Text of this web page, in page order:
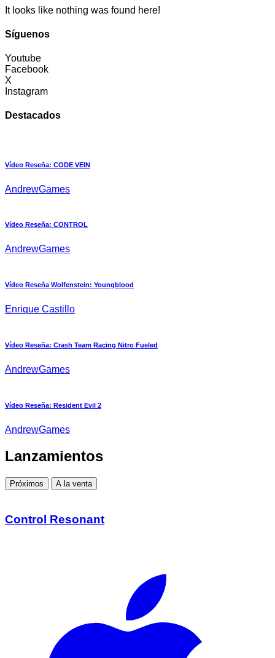
It looks like nothing was found here!
Síguenos
Youtube
Facebook
X
Instagram
Destacados
Vídeo Reseña: CODE VEIN
AndrewGames
Vídeo Reseña: CONTROL
AndrewGames
Vídeo Reseña Wolfenstein: Youngblood
Enrique Castillo
Vídeo Reseña: Crash Team Racing Nitro Fueled
AndrewGames
Vídeo Reseña: Resident Evil 2
AndrewGames
Lanzamientos
Próximos A la venta
Control Resonant